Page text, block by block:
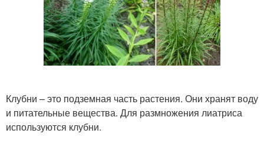
Клубни – это подземная часть растения. Они хранят воду
и питательные вещества. Для размножения лиатриса
используются клубни.